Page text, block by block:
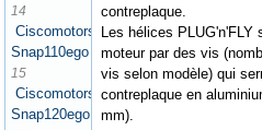
14
Ciscomotors
Snap110ego
15
Ciscomotors
Snap120ego
contreplaque.
Les hélices
moteur par des vis
vis selon modèle) qui
contreplaque en
mm).